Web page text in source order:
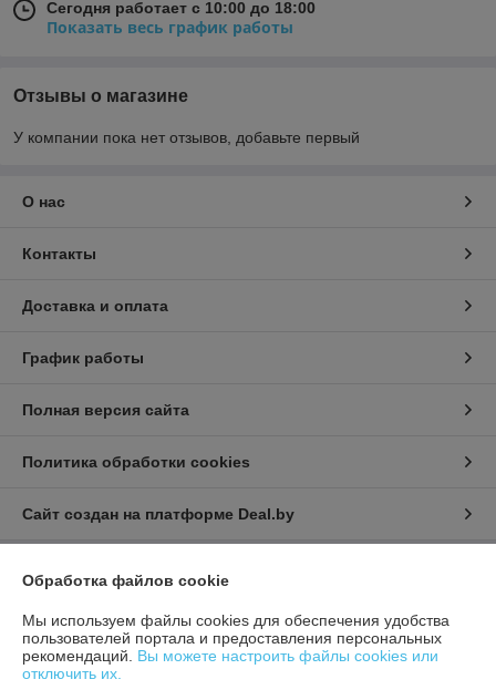
Сегодня работает с 10:00 до 18:00
Показать весь график работы
Отзывы о магазине
У компании пока нет отзывов, добавьте первый
О нас
Контакты
Доставка и оплата
График работы
Полная версия сайта
Политика обработки cookies
Сайт создан на платформе Deal.by
Информация для покупателя
Индивидуальный предприниматель:ИП Афонина Екатерина
Александровна
225131 Ул. Рокоссовского, 5 г. Пружаны, Брестская обл.
Обработка файлов cookie
Мы используем файлы cookies для обеспечения удобства
пользователей портала и предоставления персональных
рекомендаций. Вы можете настроить файлы cookies или
отключить их.